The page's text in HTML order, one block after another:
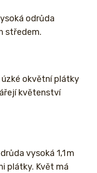
odrůda
středem.
úzké okvětní plátky
květenství
vysoká 1,1 m
plátky. Květ má